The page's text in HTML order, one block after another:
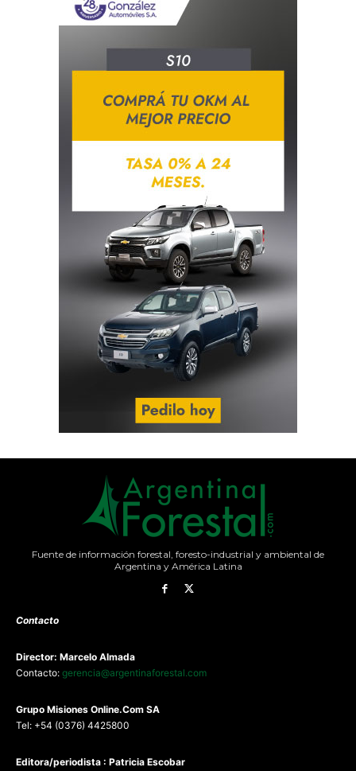
Fuente de información forestal, foresto-industrial y ambiental de
Argentina y América Latina
Contacto
Director: Marcelo Almada
Contacto: gerencia@argentinaforestal.com
Grupo Misiones Online.Com SA
Tel: +54 (0376) 4425800
Editora/periodista : Patricia Escobar